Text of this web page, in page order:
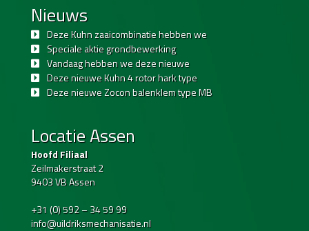
Nieuws
Deze Kuhn zaaicombinatie hebben we
Speciale aktie grondbewerking
Vandaag hebben we deze nieuwe
Deze nieuwe Kuhn 4 rotor hark type
Deze nieuwe Zocon balenklem type MB
Locatie Assen
Hoofd Filiaal
Zeilmakerstraat 2
9403 VB Assen
+31 (0) 592 – 34 59 99
info@uildriksmechanisatie.nl